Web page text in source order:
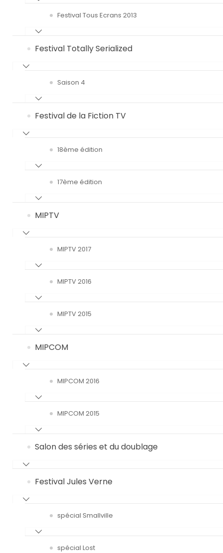
Festival Tous Ecrans 2013
Festival Totally Serialized
Saison 4
Festival de la Fiction TV
18ème édition
17ème édition
MIPTV
MIPTV 2017
MIPTV 2016
MIPTV 2015
MIPCOM
MIPCOM 2016
MIPCOM 2015
Salon des séries et du doublage
Festival Jules Verne
spécial Smallville
spécial Lost